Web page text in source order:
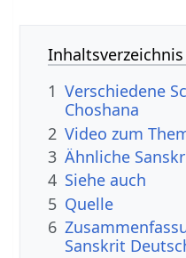
Inhaltsverzeichnis
1 Verschiedene
Choshana
2 Video zum
3 Ähnliche
4 Siehe auch
5 Quelle
6
Sanskrit